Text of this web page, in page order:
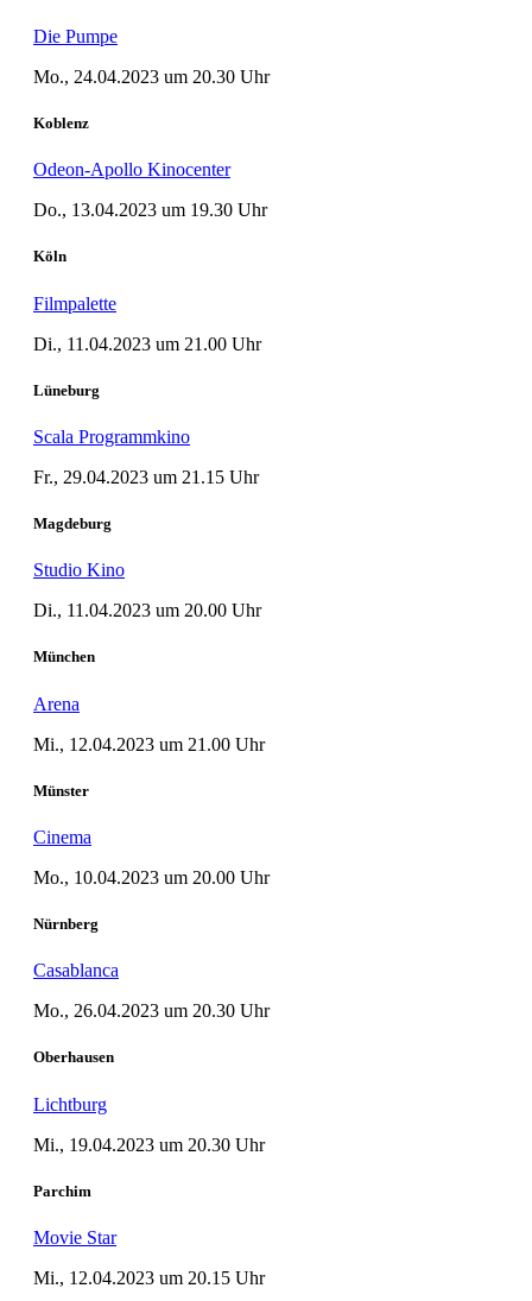
Die Pumpe
Mo., 24.04.2023 um 20.30 Uhr
Koblenz
Odeon-Apollo Kinocenter
Do., 13.04.2023 um 19.30 Uhr
Köln
Filmpalette
Di., 11.04.2023 um 21.00 Uhr
Lüneburg
Scala Programmkino
Fr., 29.04.2023 um 21.15 Uhr
Magdeburg
Studio Kino
Di., 11.04.2023 um 20.00 Uhr
München
Arena
Mi., 12.04.2023 um 21.00 Uhr
Münster
Cinema
Mo., 10.04.2023 um 20.00 Uhr
Nürnberg
Casablanca
Mo., 26.04.2023 um 20.30 Uhr
Oberhausen
Lichtburg
Mi., 19.04.2023 um 20.30 Uhr
Parchim
Movie Star
Mi., 12.04.2023 um 20.15 Uhr